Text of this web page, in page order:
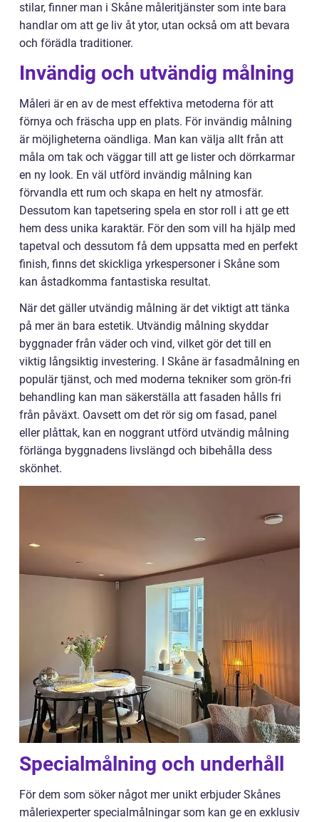
stilar, finner man i Skåne måleritjänster som inte bara
handlar om att ge liv åt ytor, utan också om att bevara
och förädla traditioner.
Invändig och utvändig målning
Måleri är en av de mest effektiva metoderna för att
förnya och fräscha upp en plats. För invändig målning
är möjligheterna oändliga. Man kan välja allt från att
måla om tak och väggar till att ge lister och dörrkarmar
en ny look. En väl utförd invändig målning kan
förvandla ett rum och skapa en helt ny atmosfär.
Dessutom kan tapetsering spela en stor roll i att ge ett
hem dess unika karaktär. För den som vill ha hjälp med
tapetval och dessutom få dem uppsatta med en perfekt
finish, finns det skickliga yrkespersoner i Skåne som
kan åstadkomma fantastiska resultat.
När det gäller utvändig målning är det viktigt att tänka
på mer än bara estetik. Utvändig målning skyddar
byggnader från väder och vind, vilket gör det till en
viktig långsiktig investering. I Skåne är fasadmålning en
populär tjänst, och med moderna tekniker som grön-fri
behandling kan man säkerställa att fasaden hålls fri
från påväxt. Oavsett om det rör sig om fasad, panel
eller plåttak, kan en noggrant utförd utvändig målning
förlänga byggnadens livslängd och bibehålla dess
skönhet.
Specialmålning och underhåll
För dem som söker något mer unikt erbjuder Skånes
måleriexperter specialmålningar som kan ge en exklusiv